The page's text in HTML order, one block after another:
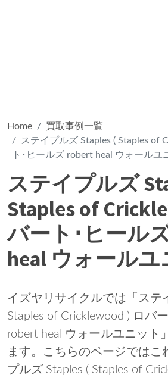
Home
買取事例一覧
ステイプルズ Staples ( Staples of
ト･ヒールズ robert heal ウォールユ
ステイプルズ
Staples of
バート･ヒール
heal ウォールユ
イズヤリサイクルでは「ステ
Staples of Cricklewood ) ロバ
robert heal ウォールユニット
ます。こちらのページではこ
プルズ Staples ( Staples of